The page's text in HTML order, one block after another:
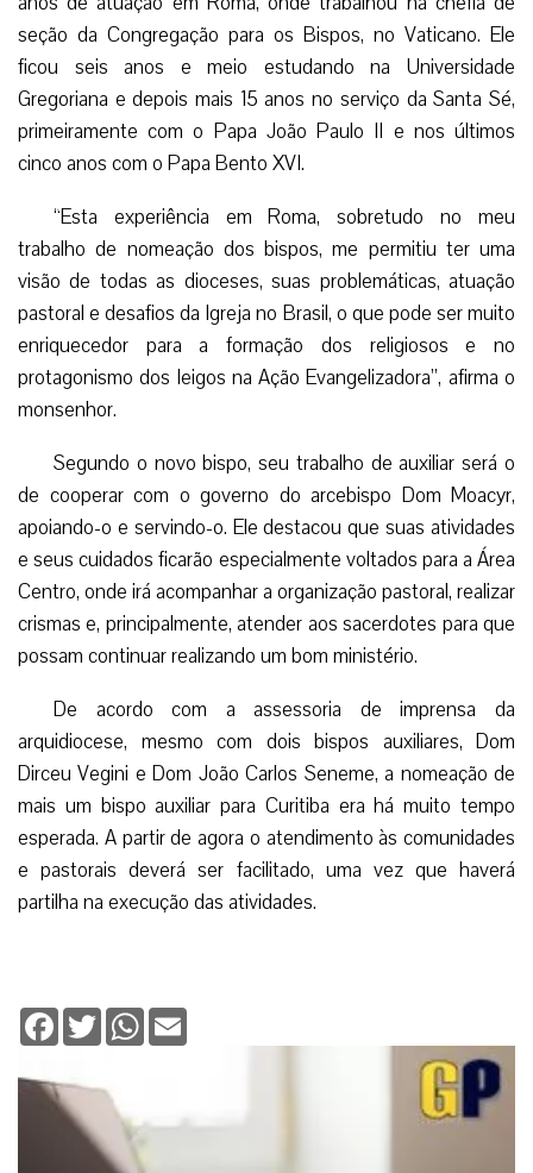
seção da Congregação para os Bispos, no Vaticano. Ele
ficou seis anos e meio estudando na Universidade
Gregoriana e depois mais 15 anos no serviço da Santa Sé,
primeiramente com o Papa João Paulo II e nos últimos
cinco anos com o Papa Bento XVI.
“Esta experiência em Roma, sobretudo no meu
trabalho de nomeação dos bispos, me permitiu ter uma
visão de todas as dioceses, suas problemáticas, atuação
pastoral e desafios da Igreja no Brasil, o que pode ser muito
enriquecedor para a formação dos religiosos e no
protagonismo dos leigos na Ação Evangelizadora”, afirma o
monsenhor.
Segundo o novo bispo, seu trabalho de auxiliar será o
de cooperar com o governo do arcebispo Dom Moacyr,
apoiando-o e servindo-o. Ele destacou que suas atividades
e seus cuidados ficarão especialmente voltados para a Área
Centro, onde irá acompanhar a organização pastoral, realizar
crismas e, principalmente, atender aos sacerdotes para que
possam continuar realizando um bom ministério.
De acordo com a assessoria de imprensa da
arquidiocese, mesmo com dois bispos auxiliares, Dom
Dirceu Vegini e Dom João Carlos Seneme, a nomeação de
mais um bispo auxiliar para Curitiba era há muito tempo
esperada. A partir de agora o atendimento às comunidades
e pastorais deverá ser facilitado, uma vez que haverá
partilha na execução das atividades.
Facebook
TwitterWhatsApp